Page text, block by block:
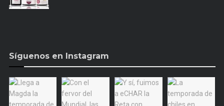
Síguenos en Instagram